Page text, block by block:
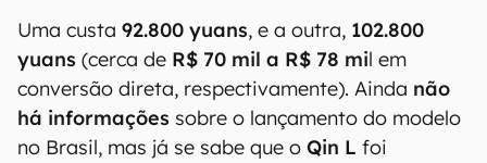
Uma custa 92.800 yuans, e a outra, 102.800
yuans (cerca de R$ 70 mil a R$ 78 mil em
conversão direta, respectivamente). Ainda não
há informações sobre o lançamento do modelo
no Brasil, mas já se sabe que o Qin L foi